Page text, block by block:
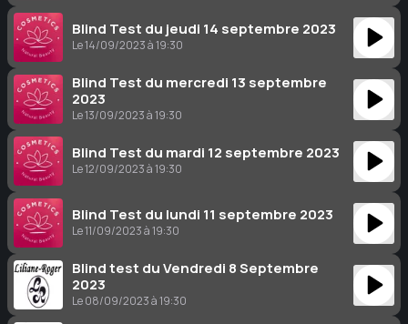
Blind Test du jeudi 14 septembre 2023
Le 14/09/2023 à 19:30
Blind Test du mercredi 13 septembre
2023
Le 13/09/2023 à 19:30
Blind Test du mardi 12 septembre 2023
Le 12/09/2023 à 19:30
Blind Test du lundi 11 septembre 2023
Le 11/09/2023 à 19:30
Blind test du Vendredi 8 Septembre
2023
Le 08/09/2023 à 19:30